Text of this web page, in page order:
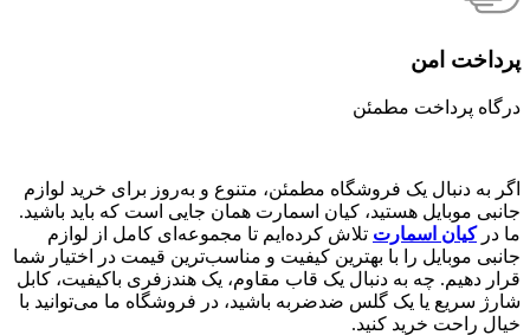
پرداخت امن
درگاه پرداخت مطمئن
اگر به دنبال یک فروشگاه مطمئن، متنوع و به‌روز برای خرید لوازم
جانبی موبایل هستید، کیان اسمارت همان جایی است که باید باشید.
ما درکیان اسمارت تلاش کرده‌ایم تا مجموعه‌ای کامل از لوازم
جانبی موبایل را با بهترین کیفیت و مناسب‌ترین قیمت در اختیار شما
قرار دهیم. چه به دنبال یک قاب مقاوم، یک هندزفری باکیفیت، کابل
شارژ سریع یا یک گلس ضدضربه باشید، در فروشگاه ما می‌توانید با
خیال راحت خرید کنید.